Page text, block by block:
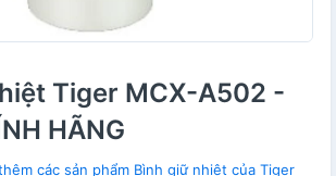
Tiger MCX-A502 -
HÃNG
các sản phẩm Bình giữ nhiệt của Tiger